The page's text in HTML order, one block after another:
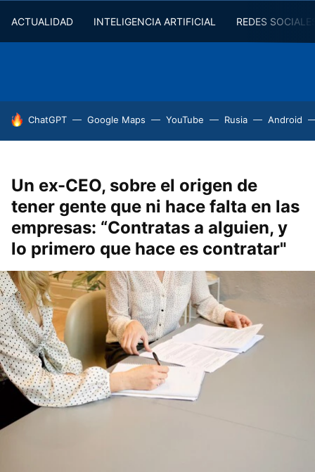
ACTUALIDAD INTELIGENCIA ARTIFICIAL REDES
HOY SE HABLA DE
ChatGPT Google Maps YouTube Rusia Android
Un ex-CEO, sobre el origen de
tener gente que ni hace falta en las
empresas: “Contratas a alguien, y
lo primero que hace es contratar"